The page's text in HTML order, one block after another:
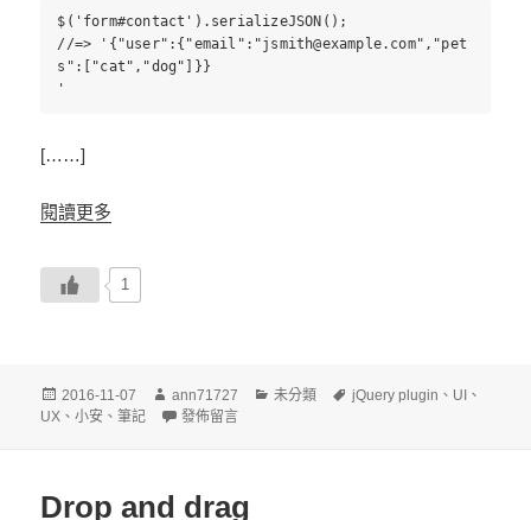
$('form#contact').serializeJSON();
//=> '{"user":{"email":"jsmith@example.com","pet
s":["cat","dog"]}}
'
[……]
閱讀更多
1
發
佈
2016-11-07
作
者
ann71727
分
未分類
標
jQuery plugin 、 UI 、
UX 、小安 、筆記 在〈jQuery Form data to Object〉
發佈留言
Drop and drag